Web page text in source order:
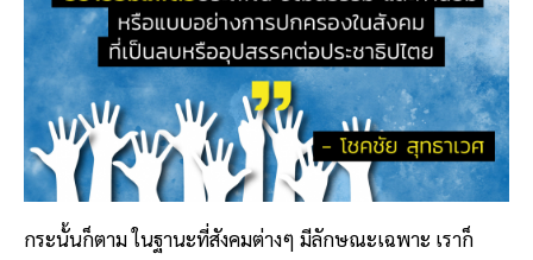
กระนั้นก็ตาม ในฐานะที่สังคมต่างๆ มีลักษณะเฉพาะ เราก็